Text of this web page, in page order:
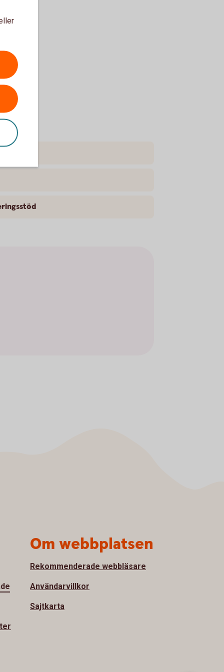
Om webbplatsen
Rekommenderade webbläsare
Användarvillkor
Sajtkarta